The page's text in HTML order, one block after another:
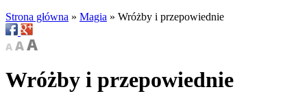
Strona główna » Magia » Wróżby i przepowiednie
Wróżby i przepowiednie